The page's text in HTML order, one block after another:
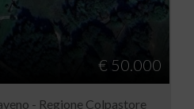
€ 50.000
- Regione Colpastore